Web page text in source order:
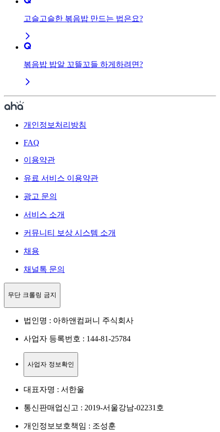
고슬고슬한 볶음밥 만드는 법은요?
볶음밥 밥알 꼬뜰꼬들 하게하려면?
개인정보처리방침
FAQ
이용약관
유료 서비스 이용약관
광고 문의
서비스 소개
커뮤니티 보상 시스템 소개
채용
채널톡 문의
무단 크롤링 금지
법인명 : 아하앤컴퍼니 주식회사
사업자 등록번호 : 144-81-25784
사업자 정보확인
대표자명 : 서한울
통신판매업신고 : 2019-서울강남-02231호
개인정보보호책임 : 조성훈